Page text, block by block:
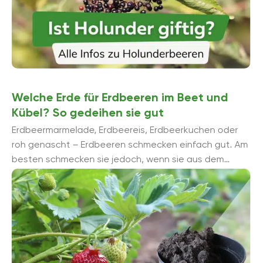
Welche Erde für Erdbeeren im Beet und
Kübel? So gedeihen sie gut
Erdbeermarmelade, Erdbeereis, Erdbeerkuchen oder
roh genascht – Erdbeeren schmecken einfach gut. Am
besten schmecken sie jedoch, wenn sie aus dem
eigenen Garten kommen. Die Erdbeerpflanzen
gedeihen aber auch im Kübel ...